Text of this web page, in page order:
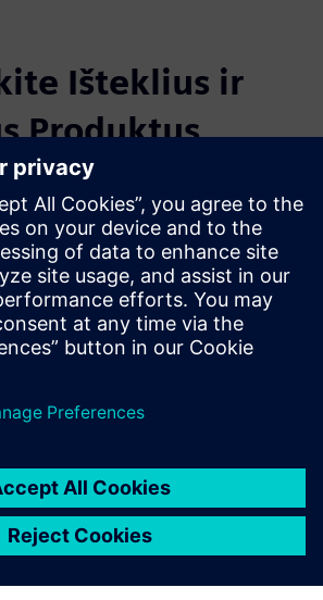
Išteklius ir
Produktus
ir Ištekliai